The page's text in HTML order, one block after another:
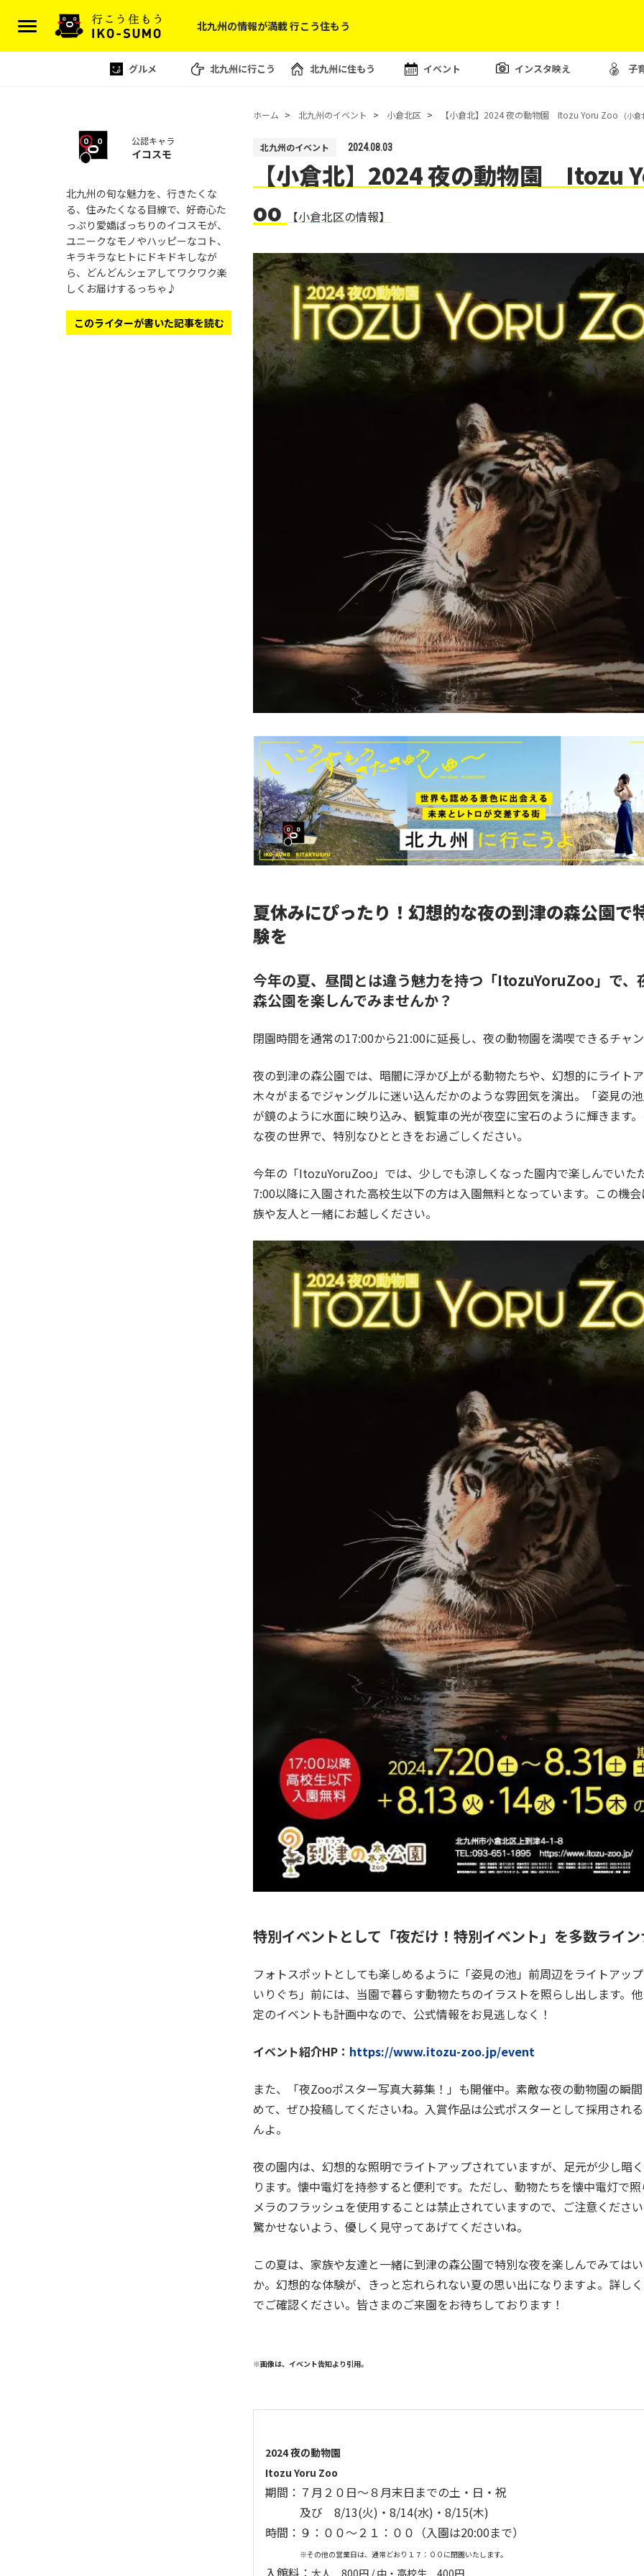
北九州の情報が満載 行こう住もう
グルメ 北九州に行こう 北九州に住もう イベント インスタ映え 子
ホーム 北九州のイベント 小倉北区 【小倉北】2024 夜の動物園 Itozu Yoru Zoo (小倉
北九州のイベント 2024.08.03
【小倉北】2024 夜の動物園 Itozu
oo
【小倉北区の情報】
夏休みにぴったり！幻想的な夜の到津の森公園で
験を
今年の夏、昼間とは違う魅力を持つ「ItozuYoruZoo」で、
森公園を楽しんでみませんか？
閉園時間を通常の17:00から21:00に延長し、夜の動物園を満喫できるチャ
夜の到津の森公園では、暗闇に浮かび上がる動物たちや、幻想的にライト
木々がまるでジャングルに迷い込んだかのような雰囲気を演出。「姿見の
が鏡のように水面に映り込み、観覧車の光が夜空に宝石のように輝きます
な夜の世界で、特別なひとときをお過ごしください。
今年の「ItozuYoruZoo」では、少しでも涼しくなった園内で楽しんでいた
7:00以降に入園された高校生以下の方は入園無料となっています。この機
族や友人と一緒にお越しください。
特別イベントとして「夜だけ！特別イベント」を多数ライ
フォトスポットとしても楽しめるように「姿見の池」前周辺をライトアッ
いりぐち」前には、当園で暮らす動物たちのイラストを照らし出します。
定のイベントも計画中なので、公式情報をお見逃しなく！
イベント紹介HP： https://www.itozu-zoo.jp/event
また、「夜Zooポスター写真大募集！」も開催中。素敵な夜の動物園の瞬
めて、ぜひ投稿してくださいね。入賞作品は公式ポスターとして採用され
んよ。
夜の園内は、幻想的な照明でライトアップされていますが、足元が少し暗
ります。懐中電灯を持参すると便利です。ただし、動物たちを懐中電灯で
メラのフラッシュを使用することは禁止されていますので、ご注意くださ
驚かせないよう、優しく見守ってあげてくださいね。
この夏は、家族や友達と一緒に到津の森公園で特別な夜を楽しんでみては
か。幻想的な体験が、きっと忘れられない夏の思い出になりますよ。詳し
でご確認ください。皆さまのご来園をお待ちしております！
※画像は、イベント告知より引用。
2024 夜の動物園
Itozu Yoru Zoo
期間： ７月２０日～８月末日までの土・日・祝
及び 8/13(火)・8/14(水)・8/15(木)
時間：９：００～２１：００（入園は20:00まで）
※その他の営業日は、通常どおり１７：００に閉園いたします。
入館料： 大人 800円 / 中・高校生 400円
公認キャラ
イコスモ
北九州の旬な魅力を、行きたくな
る、住みたくなる目線で、好奇心た
っぷり愛嬌ばっちりのイコスモが、
ユニークなモノやハッピーなコト、
キラキラなヒトにドキドキしなが
ら、どんどんシェアしてワクワク楽
しくお届けするっちゃ♪
このライターが書いた記事を読む